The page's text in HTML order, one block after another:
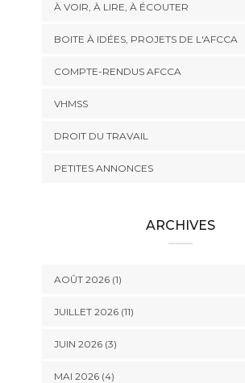
À VOIR, À LIRE, À ÉCOUTER
BOITE À IDÉES, PROJETS DE L'AFCCA
COMPTE-RENDUS AFCCA
VHMSS
DROIT DU TRAVAIL
PETITES ANNONCES
ARCHIVES
AOÛT 2026 (1)
JUILLET 2026 (11)
JUIN 2026 (3)
MAI 2026 (4)